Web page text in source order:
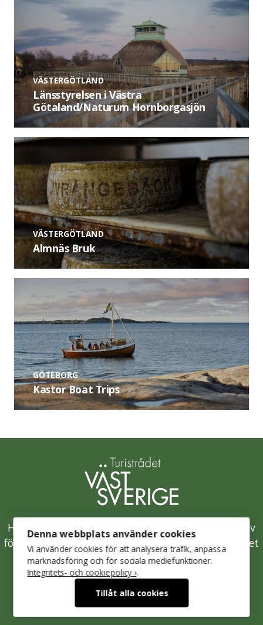
VÄSTERGÖTLAND
Länsstyrelsen i Västra
Götaland/Naturum Hornborgasjön
VÄSTERGÖTLAND
Almnäs Bruk
GÖTEBORG
Kastor Boat Trips
Hållbarhetsklivet är Västsveriges samlade initiativ
för en hållbar besöksnäring och drivs av Turistrådet
Västsverige.
Mer om Turistrådet Västsverige
Integritetspolicy
Denna webbplats använder cookies
Vi använder cookies för att analysera trafik, anpassa
marknadsföring och för sociala mediefunktioner.
Integritets- och cookiepolicy ›.
Tillåt alla cookies